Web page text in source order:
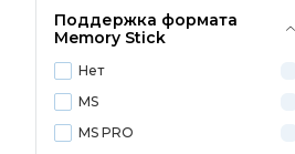
Поддержка формата
Memory Stick
Нет
MS
MS PRO